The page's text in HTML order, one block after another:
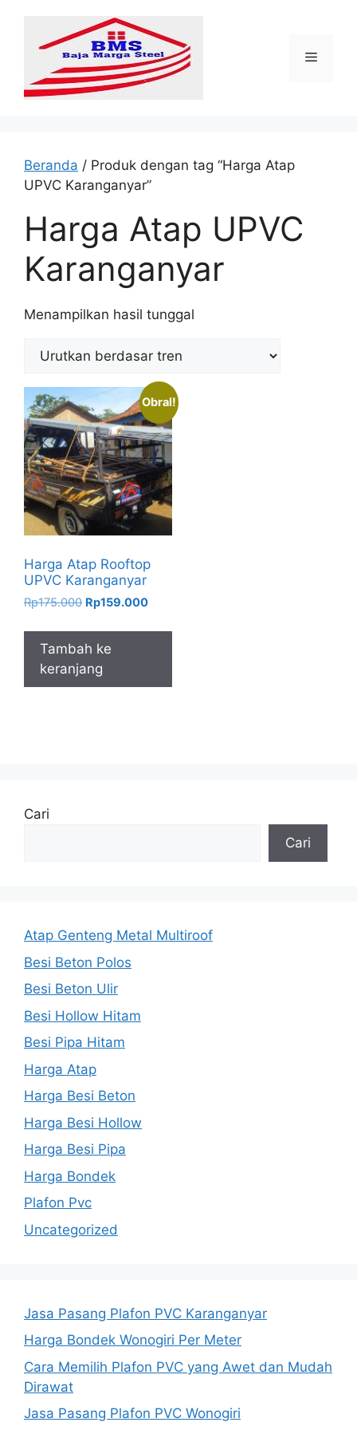
Menu
Beranda / Produk dengan tag “Harga Atap
UPVC Karanganyar”
Harga Atap UPVC
Karanganyar
Menampilkan hasil tunggal
Obral!
Harga Atap Rooftop
UPVC Karanganyar
Rp175.000 Harga
adalah:
Rp175.000.
Rp159.000Harga
ini
Tambah ke
keranjang
Cari
Cari
Atap Genteng Metal Multiroof
Besi Beton Polos
Besi Beton Ulir
Besi Hollow Hitam
Besi Pipa Hitam
Harga Atap
Harga Besi Beton
Harga Besi Hollow
Harga Besi Pipa
Harga Bondek
Plafon Pvc
Uncategorized
Jasa Pasang Plafon PVC Karanganyar
Harga Bondek Wonogiri Per Meter
Cara Memilih Plafon PVC yang Awet dan Mudah
Dirawat
Jasa Pasang Plafon PVC Wonogiri